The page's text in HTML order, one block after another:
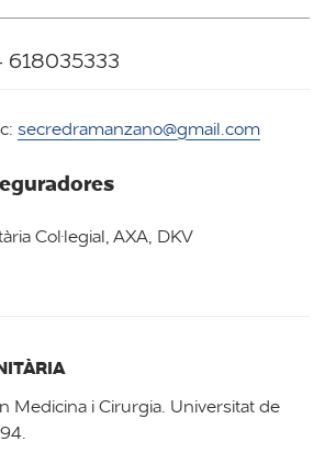
secredramanzano@gmail.com
Col·legial, AXA, DKV
Medicina i Cirurgia. Universitat de